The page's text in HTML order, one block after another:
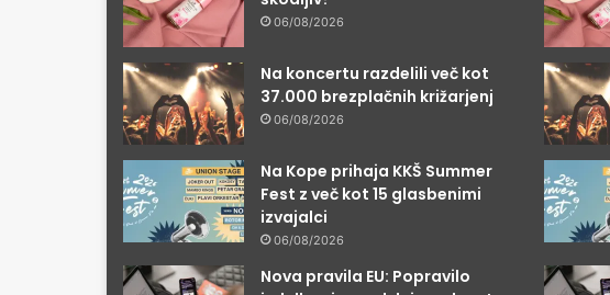
06/08/2026
Na koncertu razdelili več kot
37.000 brezplačnih križarjenj
06/08/2026
Na Kope prihaja KKŠ Summer
Fest z več kot 15 glasbenimi
izvajalci
06/08/2026
Nova pravila EU: Popravilo